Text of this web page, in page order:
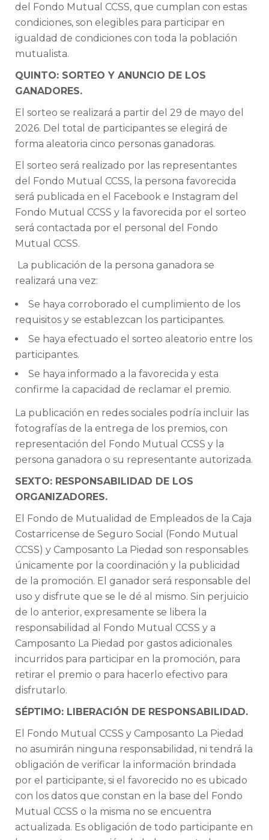
del Fondo Mutual CCSS, que cumplan con estas
condiciones, son elegibles para participar en
igualdad de condiciones con toda la población
mutualista.
QUINTO: SORTEO Y ANUNCIO DE LOS
GANADORES.
El sorteo se realizará a partir del 29 de mayo del
2026. Del total de participantes se elegirá de
forma aleatoria cinco personas ganadoras.
El sorteo será realizado por las representantes
del Fondo Mutual CCSS, la persona favorecida
será publicada en el Facebook e Instagram del
Fondo Mutual CCSS y la favorecida por el sorteo
será contactada por el personal del Fondo
Mutual CCSS.
La publicación de la persona ganadora se
realizará una vez:
Se haya corroborado el cumplimiento de los
requisitos y se establezcan los participantes.
Se haya efectuado el sorteo aleatorio entre los
participantes.
Se haya informado a la favorecida y esta
confirme la capacidad de reclamar el premio.
La publicación en redes sociales podría incluir las
fotografías de la entrega de los premios, con
representación del Fondo Mutual CCSS y la
persona ganadora o su representante autorizada.
SEXTO: RESPONSABILIDAD DE LOS
ORGANIZADORES.
El Fondo de Mutualidad de Empleados de la Caja
Costarricense de Seguro Social (Fondo Mutual
CCSS) y Camposanto La Piedad son responsables
únicamente por la coordinación y la publicidad
de la promoción. El ganador será responsable del
uso y disfrute que se le dé al mismo. Sin perjuicio
de lo anterior, expresamente se libera la
responsabilidad al Fondo Mutual CCSS y a
Camposanto La Piedad por gastos adicionales
incurridos para participar en la promoción, para
retirar el premio o para hacerlo efectivo para
disfrutarlo.
SÉPTIMO: LIBERACIÓN DE RESPONSABILIDAD.
El Fondo Mutual CCSS y Camposanto La Piedad
no asumirán ninguna responsabilidad, ni tendrá la
obligación de verificar la información brindada
por el participante, si el favorecido no es ubicado
con los datos que constan en la base del Fondo
Mutual CCSS o la misma no se encuentra
actualizada. Es obligación de todo participante en